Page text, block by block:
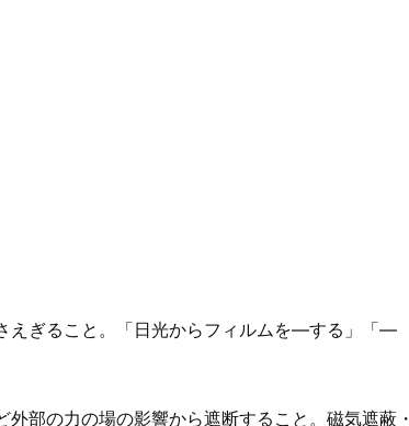
えぎること。「日光からフィルムを—する」「—
部の力の場の影響から遮断すること。磁気遮蔽・